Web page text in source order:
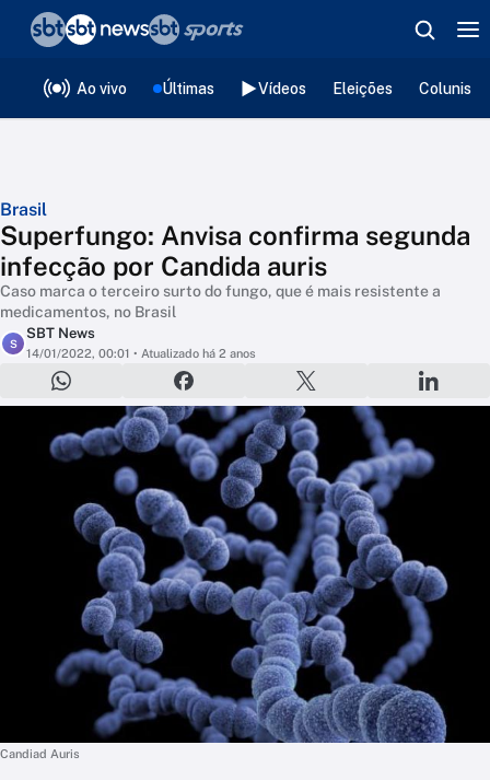
Ao vivo Últimas Vídeos Eleições
Brasil
Superfungo: Anvisa confirma segunda
infecção por Candida auris
Caso marca o terceiro surto do fungo, que é mais resistente a
medicamentos, no Brasil
S
SBT News
14/01/2022, 00:01 • Atualizado há 2 anos
Candiad Auris
❮voltar
Editorias